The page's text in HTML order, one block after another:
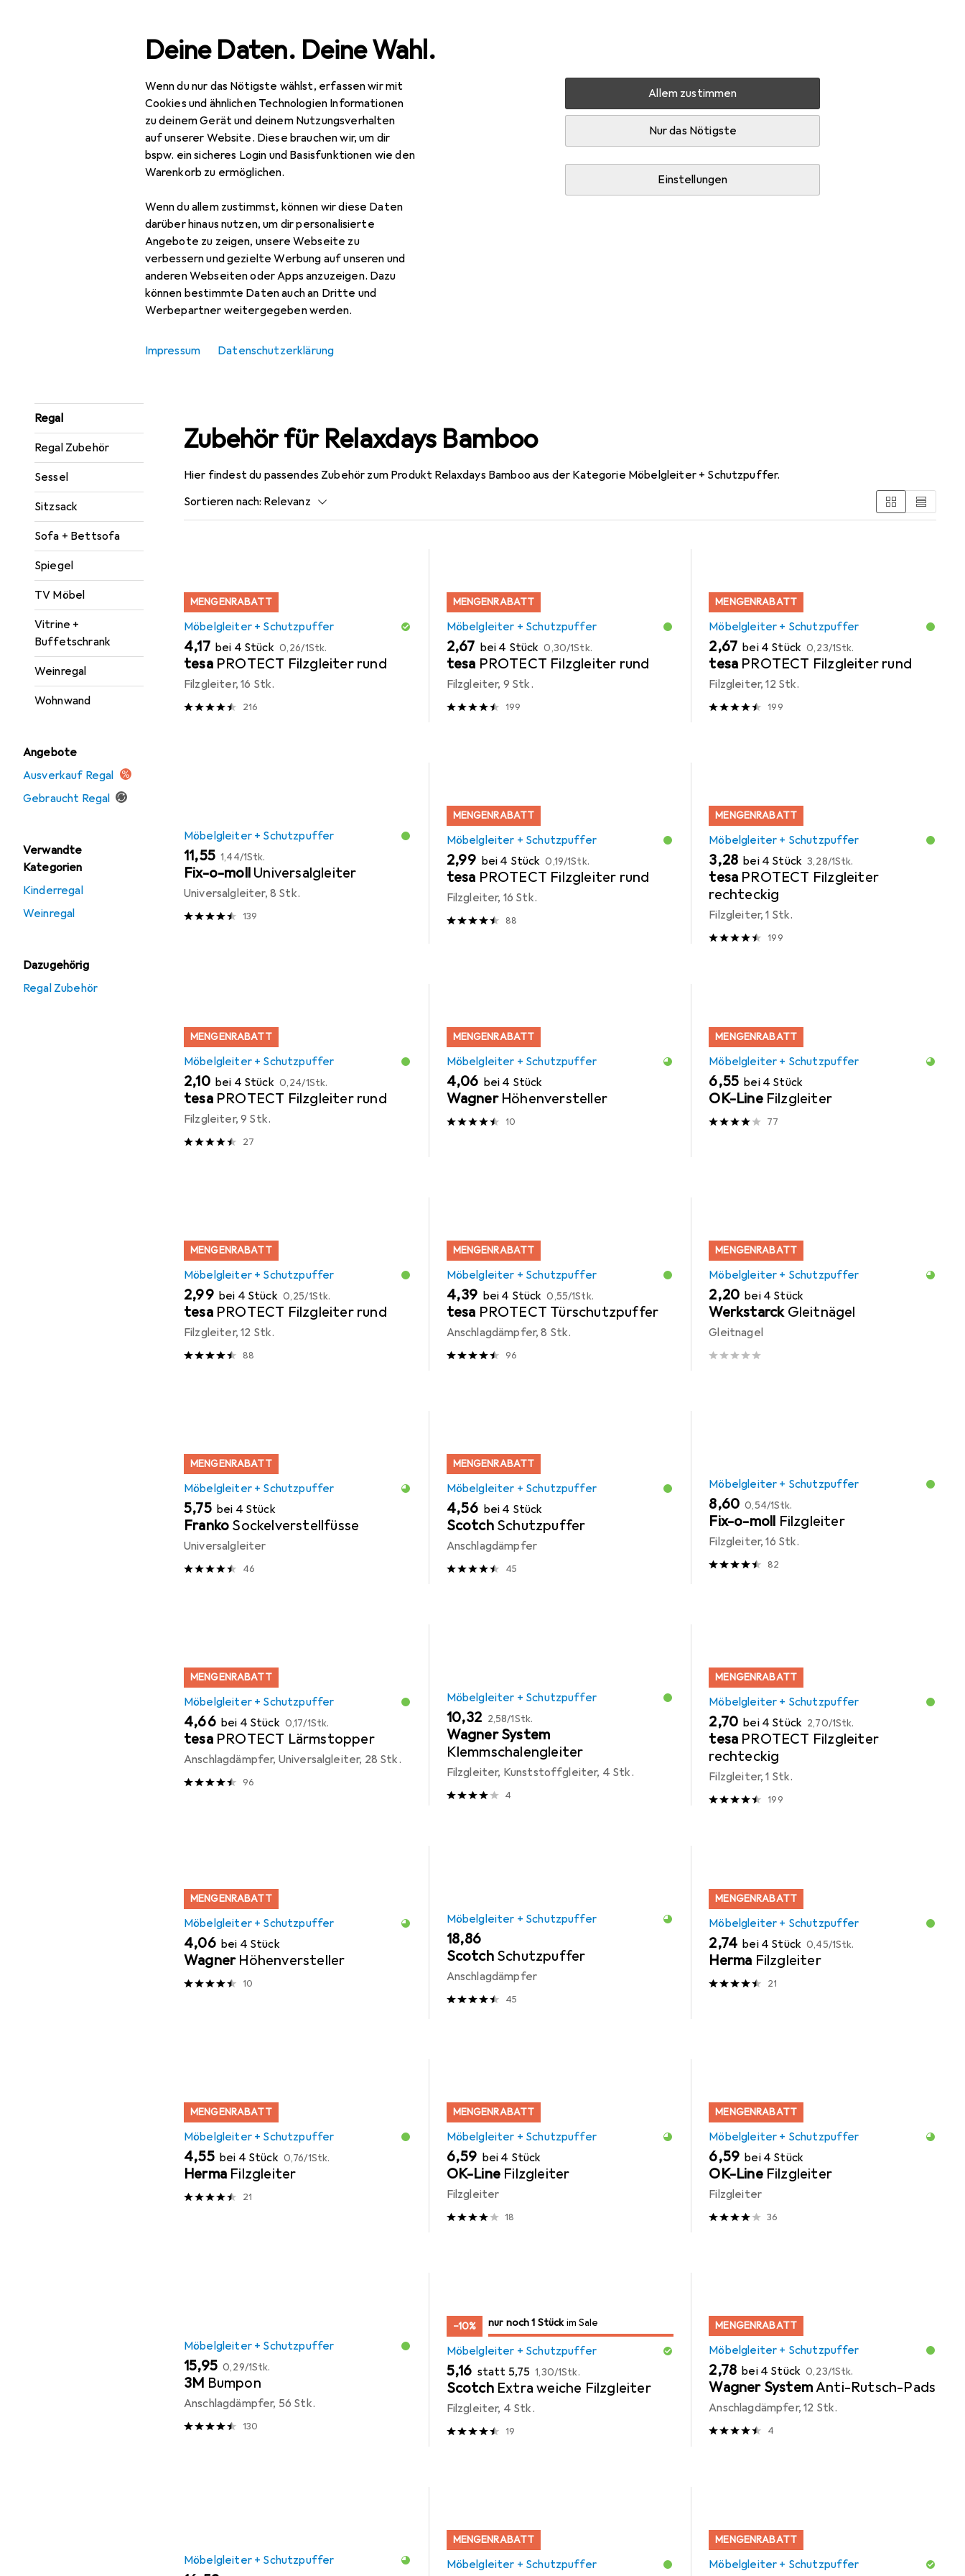
Deine Daten. Deine Wahl.
Wenn du nur das Nötigste wählst, erfassen wir mit
Cookies und ähnlichen Technologien Informationen
zu deinem Gerät und deinem Nutzungsverhalten
auf unserer Website. Diese brauchen wir, um dir
bspw. ein sicheres Login und Basisfunktionen wie den
Warenkorb zu ermöglichen.
Wenn du allem zustimmst, können wir diese Daten
darüber hinaus nutzen, um dir personalisierte
Angebote zu zeigen, unsere Webseite zu
verbessern und gezielte Werbung auf unseren und
anderen Webseiten oder Apps anzuzeigen. Dazu
können bestimmte Daten auch an Dritte und
Werbepartner weitergegeben werden.
Allem zustimmen
Nur das Nötigste
Einstellungen
Impressum Datenschutzerklärung
Navigation nach Kategorien
Regal
Regal Zubehör
Sessel
Sitzsack
Sofa + Bettsofa
Spiegel
TV Möbel
Vitrine +
Buffetschrank
Weinregal
Wohnwand
Angebote
Ausverkauf Regal
Gebraucht Regal
Verwandte
Kategorien
Kinderregal
Weinregal
Dazugehörig
Regal Zubehör
Gesamtsortiment Wohnen Möbel Zubehör
EUR
48,98
RelaxdaysBamboo
29 x 29 x 85.50 cm
Zubehör für Relaxdays Bamboo
Hier findest du passendes Zubehör zum Produkt Relaxdays Bamboo aus der Kategorie Möbelgleiter + Schutzpuffer.
Sortieren nach: Relevanz
MENGENRABATT
Möbelgleiter + Schutzpuffer
EUR
4,17 bei 4 Stück EUR
0,26/1Stk.
tesa PROTECT Filzgleiter rund
Filzgleiter, 16 Stk.
216
MENGENRABATT
Möbelgleiter + Schutzpuffer
EUR
2,67 bei 4 Stück EUR
0,30/1Stk.
tesa PROTECT Filzgleiter rund
Filzgleiter, 9 Stk.
199
MENGENRABATT
Möbelgleiter + Schutzpuffer
EUR
2,67 bei 4 Stück EUR
0,23/1Stk.
tesa PROTECT Filzgleiter rund
Filzgleiter, 12 Stk.
199
Möbelgleiter + Schutzpuffer
EUR
11,55 EUR
1,44/1Stk.
Fix-o-moll Universalgleiter
Universalgleiter, 8 Stk.
139
MENGENRABATT
Möbelgleiter + Schutzpuffer
EUR
2,99 bei 4 Stück EUR
0,19/1Stk.
tesa PROTECT Filzgleiter rund
Filzgleiter, 16 Stk.
88
MENGENRABATT
Möbelgleiter + Schutzpuffer
EUR
3,28 bei 4 Stück EUR
3,28/1Stk.
tesa PROTECT Filzgleiter
rechteckig
Filzgleiter, 1 Stk.
199
MENGENRABATT
Möbelgleiter + Schutzpuffer
EUR
2,10 bei 4 Stück EUR
0,24/1Stk.
tesa PROTECT Filzgleiter rund
Filzgleiter, 9 Stk.
27
MENGENRABATT
Möbelgleiter + Schutzpuffer
EUR
4,06 bei 4 Stück
Wagner Höhenversteller
10
MENGENRABATT
Möbelgleiter + Schutzpuffer
EUR
6,55 bei 4 Stück
OK-Line Filzgleiter
77
MENGENRABATT
Möbelgleiter + Schutzpuffer
EUR
2,99 bei 4 Stück EUR
0,25/1Stk.
tesa PROTECT Filzgleiter rund
Filzgleiter, 12 Stk.
88
MENGENRABATT
Möbelgleiter + Schutzpuffer
EUR
4,39 bei 4 Stück EUR
0,55/1Stk.
tesa PROTECT Türschutzpuffer
Anschlagdämpfer, 8 Stk.
96
MENGENRABATT
Möbelgleiter + Schutzpuffer
EUR
2,20 bei 4 Stück
Werkstarck Gleitnägel
Gleitnagel
MENGENRABATT
Möbelgleiter + Schutzpuffer
EUR
5,75 bei 4 Stück
Franko Sockelverstellfüsse
Universalgleiter
46
MENGENRABATT
Möbelgleiter + Schutzpuffer
EUR
4,56 bei 4 Stück
Scotch Schutzpuffer
Anschlagdämpfer
45
Möbelgleiter + Schutzpuffer
EUR
8,60 EUR
0,54/1Stk.
Fix-o-moll Filzgleiter
Filzgleiter, 16 Stk.
82
MENGENRABATT
Möbelgleiter + Schutzpuffer
EUR
4,66 bei 4 Stück EUR
0,17/1Stk.
tesa PROTECT Lärmstopper
Anschlagdämpfer, Universalgleiter, 28 Stk.
96
Möbelgleiter + Schutzpuffer
EUR
10,32 EUR
2,58/1Stk.
Wagner System
Klemmschalengleiter
Filzgleiter, Kunststoffgleiter, 4 Stk.
4
MENGENRABATT
Möbelgleiter + Schutzpuffer
EUR
2,70 bei 4 Stück EUR
2,70/1Stk.
tesa PROTECT Filzgleiter
rechteckig
Filzgleiter, 1 Stk.
199
MENGENRABATT
Möbelgleiter + Schutzpuffer
EUR
4,06 bei 4 Stück
Wagner Höhenversteller
10
Möbelgleiter + Schutzpuffer
EUR
18,86
Scotch Schutzpuffer
Anschlagdämpfer
45
MENGENRABATT
Möbelgleiter + Schutzpuffer
EUR
2,74 bei 4 Stück EUR
0,45/1Stk.
Herma Filzgleiter
21
MENGENRABATT
Möbelgleiter + Schutzpuffer
EUR
4,55 bei 4 Stück EUR
0,76/1Stk.
Herma Filzgleiter
21
MENGENRABATT
Möbelgleiter + Schutzpuffer
EUR
6,59 bei 4 Stück
OK-Line Filzgleiter
Filzgleiter
18
MENGENRABATT
Möbelgleiter + Schutzpuffer
EUR
6,59 bei 4 Stück
OK-Line Filzgleiter
Filzgleiter
36
Möbelgleiter + Schutzpuffer
EUR
15,95 EUR
0,29/1Stk.
3M Bumpon
Anschlagdämpfer, 56 Stk.
130
−10% noch 1 Stückim Sale
nur noch 1 Stück im Sale
Möbelgleiter + Schutzpuffer
EUR
5,16 statt EUR
5,75 EUR
1,30/1Stk.
Scotch Extra weiche Filzgleiter
Filzgleiter, 4 Stk.
19
MENGENRABATT
Möbelgleiter + Schutzpuffer
EUR
2,78 bei 4 Stück EUR
0,23/1Stk.
Wagner SystemAnti-Rutsch-Pads
Anschlagdämpfer, 12 Stk.
4
Möbelgleiter + Schutzpuffer
MENGENRABATT
Möbelgleiter + Schutzpuffer
MENGENRABATT
Möbelgleiter + Schutzpuffer